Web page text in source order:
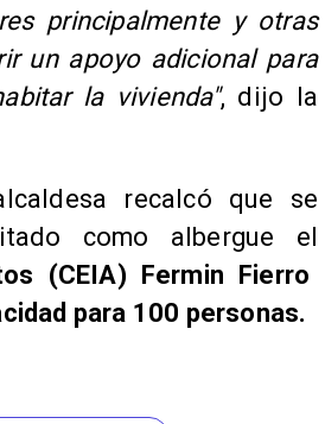
principalmente y otras
un apoyo adicional para
la vivienda", dijo la
recalcó que se
como albergue el
(CEIA) Fermin Fierro
para 100 personas.